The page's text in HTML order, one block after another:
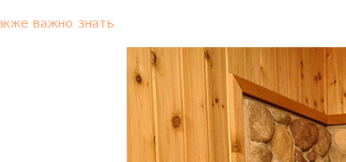
важно знать